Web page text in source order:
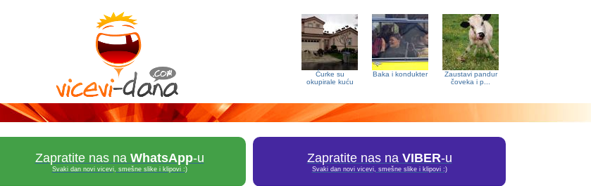
Zaustavi pandur
čoveka i p...
Baka i kondukter
Ćurke su
okupirale kuću
Zapratite nas na WhatsApp-u
Svaki dan novi vicevi, smešne slike i klipovi :)
Zapratite nas na VIBER-u
Svaki dan novi vicevi, smešne slike i klipovi :)